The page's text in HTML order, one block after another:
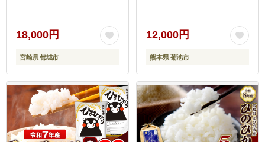
18,000円
宮崎県 都城市
和8年産 菊池米 先行予約
精米 白米---306-0001---
12,000円
熊本県 菊池市